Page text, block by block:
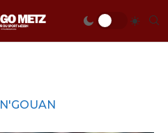
N'GOUAN